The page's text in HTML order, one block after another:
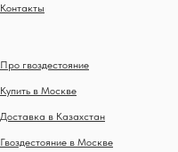
Контакты
Про гвоздестояние
Купить в Москве
Доставка в Казахстан
Гвоздестояние в Москве